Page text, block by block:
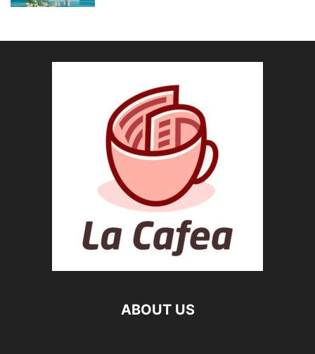
ABOUT US